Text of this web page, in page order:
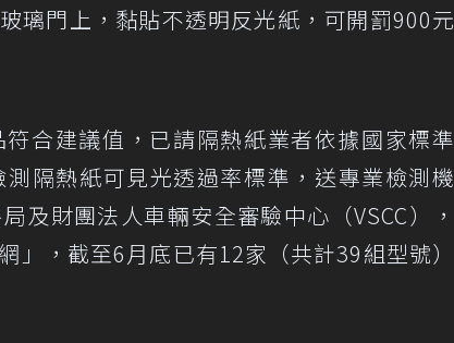
璃門上，黏貼不透明反光紙，可開罰900元
合建議值，已請隔熱紙業者依據國家標準
隔熱紙可見光透過率標準，送專業檢測機
及財團法人車輛安全審驗中心（VSCC），
，截至6月底已有12家（共計39組型號）